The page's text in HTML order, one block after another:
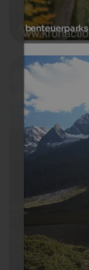
Abenteuerparks